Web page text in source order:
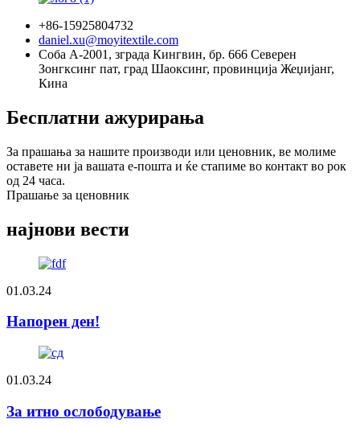
+86-15925804732
daniel.xu@moyitextile.com
Соба А-2001, зграда Кингвин, бр. 666 Северен
Зонгксинг пат, град Шаоксинг, провинција Жеџијанг,
Кина
Бесплатни ажурирања
За прашања за нашите производи или ценовник, ве молиме
оставете ни ја вашата е-пошта и ќе стапиме во контакт во рок
од 24 часа.
Прашање за ценовник
најнови вести
01.03.24
Напорен ден!
01.03.24
За итно ослободување